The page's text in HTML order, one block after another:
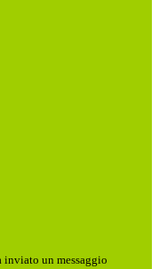
inviato un messaggio